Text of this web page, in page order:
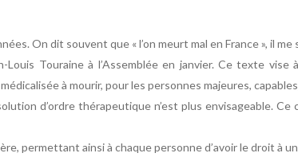
On dit souvent que « l’on meurt mal en France », il me
Louis Touraine à l’Assemblée en janvier. Ce texte
à mourir, pour les personnes majeures,
d’ordre thérapeutique n’est plus envisageable.
permettant ainsi à chaque personne d’avoir le droit à